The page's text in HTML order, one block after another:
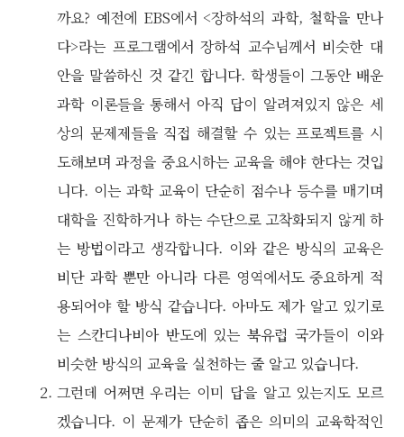
까요? 예전에 EBS에서 <장하석의 과학, 철학을 만나
다>라는 프로그램에서 장하석 교수님께서 비슷한 대
안을 말씀하신 것 같긴 합니다. 학생들이 그동안 배운
과학 이론들을 통해서 아직 답이 알려져있지 않은 세
상의 문제제들을 직접 해결할 수 있는 프로젝트를 시
도해보며 과정을 중요시하는 교육을 해야 한다는 것입
니다. 이는 과학 교육이 단순히 점수나 등수를 매기며
대학을 진학하거나 하는 수단으로 고착화되지 않게 하
는 방법이라고 생각합니다. 이와 같은 방식의 교육은
비단 과학 뿐만 아니라 다른 영역에서도 중요하게 적
용되어야 할 방식 같습니다. 아마도 제가 알고 있기로
는 스칸디나비아 반도에 있는 북유럽 국가들이 이와
비슷한 방식의 교육을 실천하는 줄 알고 있습니다.
그런데 어쩌면 우리는 이미 답을 알고 있는지도 모르
겠습니다. 이 문제가 단순히 좁은 의미의 교육학적인